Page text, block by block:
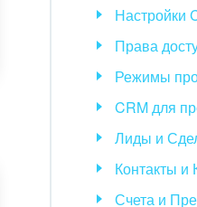
Настройки
Права
Режимы
CRM для
Лиды и
Контакты и
Счета и